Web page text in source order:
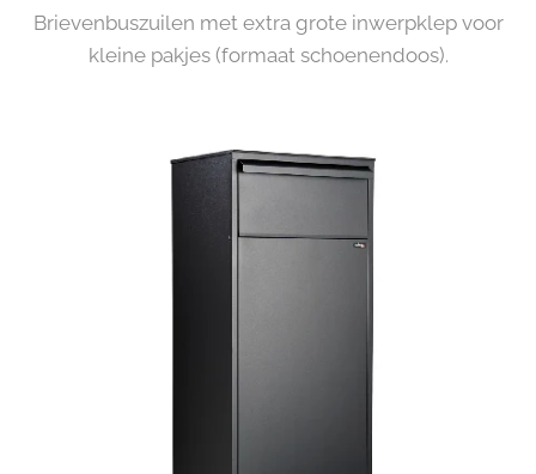
Brievenbuszuilen met extra grote inwerpklep voor
kleine pakjes (formaat schoenendoos).